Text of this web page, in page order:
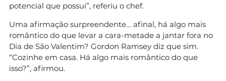
potencial que possui”, referiu o chef.
Uma afirmação surpreendente… afinal, há algo mais
romântico do que levar a cara-metade a jantar fora no
Dia de São Valentim? Gordon Ramsey diz que sim.
“Cozinhe em casa. Há algo mais romântico do que
isso?”, afirmou.